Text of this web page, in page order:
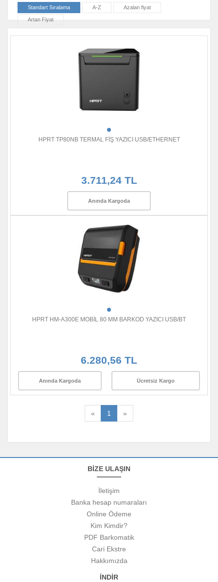
Standart Sıralama A-Z Azalan fiyat
Artan Fiyat
HPRT TP80NB TERMAL FİŞ YAZICI USB/ETHERNET
3.711,24 TL
Anında Kargoda
HPRT HM-A300E MOBİL 80 MM BARKOD YAZICI USB/BT
6.280,56 TL
Anında Kargoda Ücretsiz Kargo
« 1 »
BİZE ULAŞIN
İletişim
Banka hesap numaraları
Online Ödeme
Kim Kimdir?
PDF Barkomatik
Cari Ekstre
Hakkımızda
İNDİR